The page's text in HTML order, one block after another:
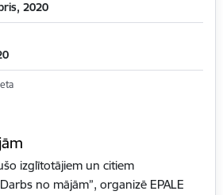
2020
izglītotājiem un citiem
no mājām”, organizē EPALE